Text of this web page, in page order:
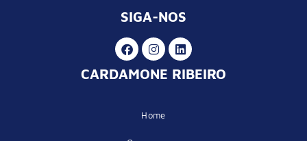
SIGA-NOS
CARDAMONE RIBEIRO
Home